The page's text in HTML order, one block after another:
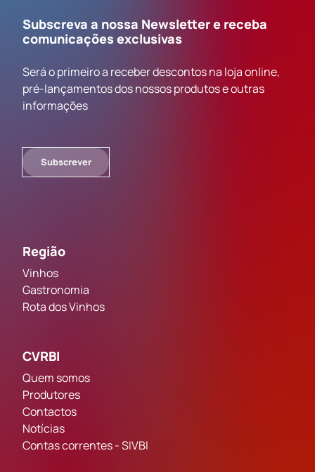
Subscreva a nossa Newsletter e receba
comunicações exclusivas
Será o primeiro a receber descontos na loja online,
pré-lançamentos dos nossos produtos e outras
informações
Subscrever
Região
Vinhos
Gastronomia
Rota dos Vinhos
CVRBI
Quem somos
Produtores
Contactos
Notícias
Contas correntes - SIVBI